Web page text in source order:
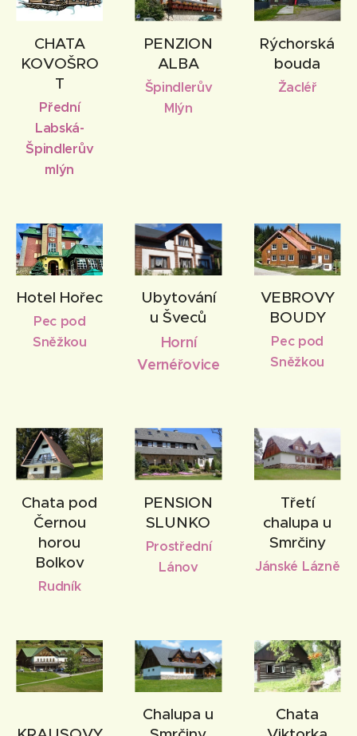
CHATA
KOVOŠRO
T
Přední
Labská-
Špindlerův
mlýn
PENZION
ALBA
Špindlerův
Mlýn
Rýchorská
bouda
Žacléř
Hotel Hořec
Pec pod
Sněžkou
Ubytování
u Šveců
Horní
Vernéřovice
VEBROVY
BOUDY
Pec pod
Sněžkou
Chata pod
Černou
horou
Bolkov
Rudník
PENSION
SLUNKO
Prostřední
Lánov
Třetí
chalupa u
Smrčiny
Jánské Lázně
Chalupa u
Chata